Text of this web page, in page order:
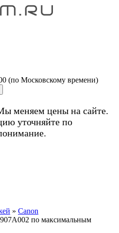
(по Московскому времени)
меняем цены на сайте.
уточняйте по
» Canon
по максимальным